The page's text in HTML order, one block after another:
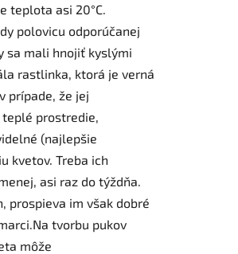
teplota asi 20°C.
polovicu odporúčanej
sa mali hnojiť kyslými
rastlinka, ktorá je verná
prípade, že jej
prostredie,
(najlepšie
kvetov. Treba ich
asi raz do týždňa.
prospieva im však dobré
tvorbu pukov
môže